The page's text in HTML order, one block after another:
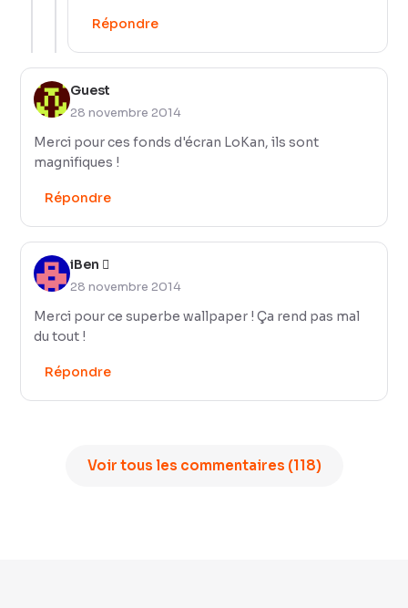
Répondre
Guest
28 novembre 2014
Merci pour ces fonds d'écran LoKan, ils sont
magnifiques !
Répondre
iBen 
28 novembre 2014
Merci pour ce superbe wallpaper ! Ça rend pas mal
du tout !
Répondre
Voir tous les commentaires (118)